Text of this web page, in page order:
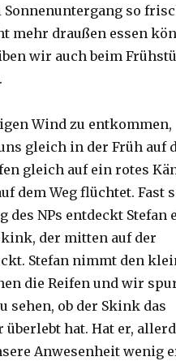
Sonnenuntergang so
mehr draußen essen
wir auch beim
Wind zu entkommen,
gleich in der Früh auf
gleich auf ein rotes
dem Weg flüchtet. Fast
des NPs entdeckt Stefan
der mitten auf der
Stefan nimmt den
die Reifen und wir
sehen, ob der Skink das
überlebt hat. Hat er,
Anwesenheit wenig